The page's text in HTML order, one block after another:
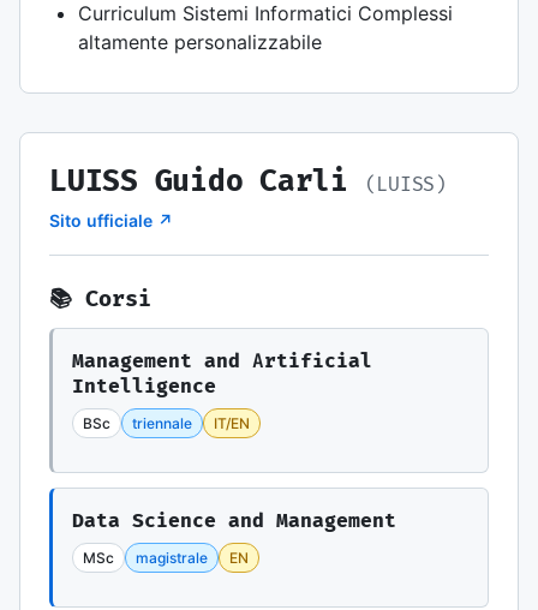
Curriculum Sistemi Informatici Complessi
altamente personalizzabile
LUISS Guido Carli (LUISS)
Sito ufficiale ↗
📚 Corsi
Management and Artificial
Intelligence
BSc triennale IT/EN
Data Science and Management
MSc magistrale EN